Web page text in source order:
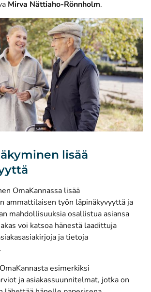
Mirva Nättiaho-Rönnholm.
lisää
OmaKannassa lisää
ammattilaisen työn läpinäkyvyyttä ja
mahdollisuuksia osallistua asiansa
voi katsoa hänestä laadittuja
ja tietoja
esimerkiksi
ja asiakassuunnitelmat, jotka on